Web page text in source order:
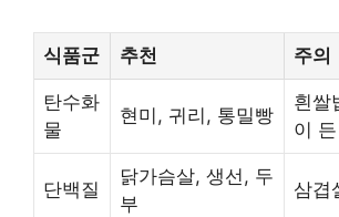
식품군 추천 주의
탄수화
물
현미, 귀리, 통밀빵
흰쌀
이
단백질
닭가슴살, 생선, 두
부
삼겹